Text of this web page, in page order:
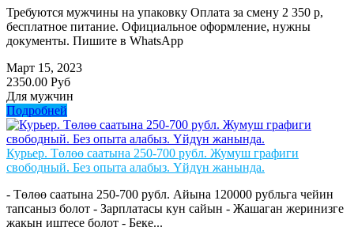
Требуются мужчины на упаковку Оплата за смену 2 350 р,
бесплатное питание. Официальное оформление, нужны
документы. Пишите в WhatsApp
Март 15, 2023
2350.00 Руб
Для мужчин
Подробней
Курьер. Төлөө саатына 250-700 рубл. Жумуш графиги
свободный. Без опыта алабыз. Үйдүн жанында.
- Төлөө саатына 250-700 рубл. Айына 120000 рубльга чейин
тапсаныз болот - Зарплатасы кун сайын - Жашаган жеринизге
жакын иштесе болот - Беке...